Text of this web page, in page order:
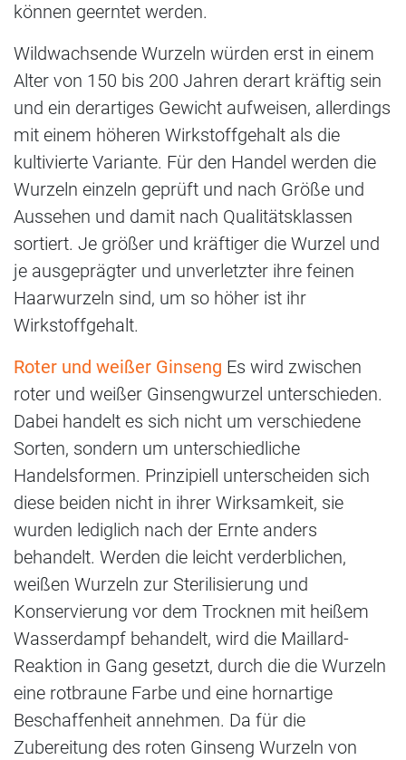
können geerntet werden.
Wildwachsende Wurzeln würden erst in einem
Alter von 150 bis 200 Jahren derart kräftig sein
und ein derartiges Gewicht aufweisen, allerdings
mit einem höheren Wirkstoffgehalt als die
kultivierte Variante. Für den Handel werden die
Wurzeln einzeln geprüft und nach Größe und
Aussehen und damit nach Qualitätsklassen
sortiert. Je größer und kräftiger die Wurzel und
je ausgeprägter und unverletzter ihre feinen
Haarwurzeln sind, um so höher ist ihr
Wirkstoffgehalt.
Roter und weißer Ginseng Es wird zwischen
roter und weißer Ginsengwurzel unterschieden.
Dabei handelt es sich nicht um verschiedene
Sorten, sondern um unterschiedliche
Handelsformen. Prinzipiell unterscheiden sich
diese beiden nicht in ihrer Wirksamkeit, sie
wurden lediglich nach der Ernte anders
behandelt. Werden die leicht verderblichen,
weißen Wurzeln zur Sterilisierung und
Konservierung vor dem Trocknen mit heißem
Wasserdampf behandelt, wird die Maillard-
Reaktion in Gang gesetzt, durch die die Wurzeln
eine rotbraune Farbe und eine hornartige
Beschaffenheit annehmen. Da für die
Zubereitung des roten Ginseng Wurzeln von